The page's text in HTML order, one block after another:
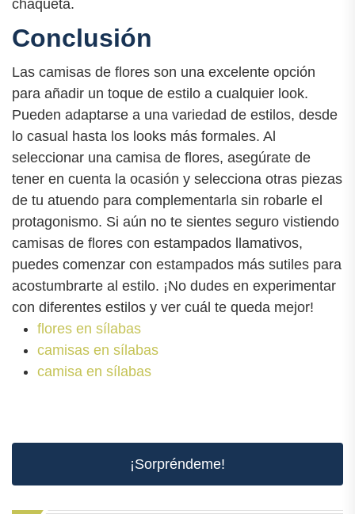
chaqueta.
Conclusión
Las camisas de flores son una excelente opción
para añadir un toque de estilo a cualquier look.
Pueden adaptarse a una variedad de estilos, desde
lo casual hasta los looks más formales. Al
seleccionar una camisa de flores, asegúrate de
tener en cuenta la ocasión y selecciona otras piezas
de tu atuendo para complementarla sin robarle el
protagonismo. Si aún no te sientes seguro vistiendo
camisas de flores con estampados llamativos,
puedes comenzar con estampados más sutiles para
acostumbrarte al estilo. ¡No dudes en experimentar
con diferentes estilos y ver cuál te queda mejor!
flores en sílabas
camisas en sílabas
camisa en sílabas
¡Sorpréndeme!